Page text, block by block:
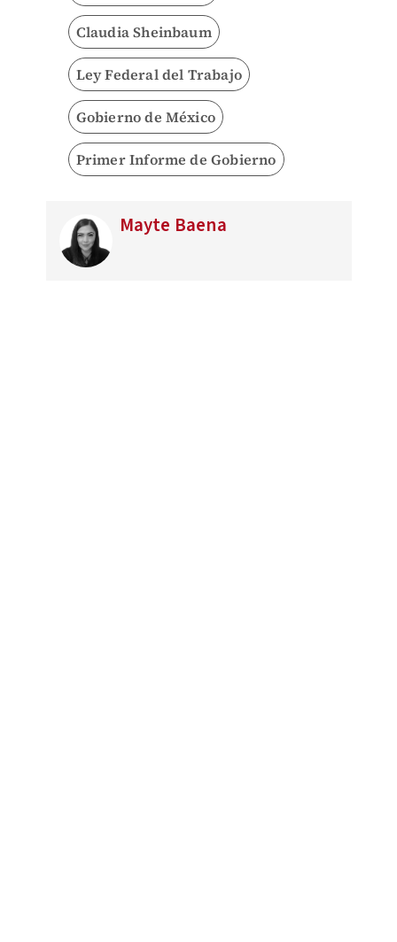
Claudia Sheinbaum
Ley Federal del Trabajo
Gobierno de México
Primer Informe de Gobierno
Mayte Baena